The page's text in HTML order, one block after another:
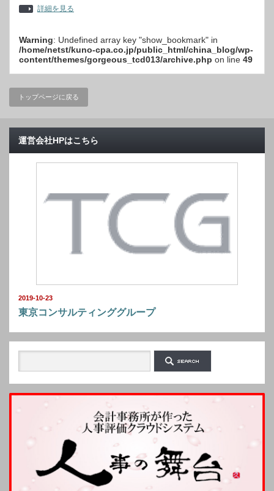
詳細を見る
Warning: Undefined array key "show_bookmark" in
/home/netst/kuno-cpa.co.jp/public_html/china_blog/wp-
content/themes/gorgeous_tcd013/archive.php on line 49
トップページに戻る
運営会社HPはこちら
2019-10-23
東京コンサルティンググループ